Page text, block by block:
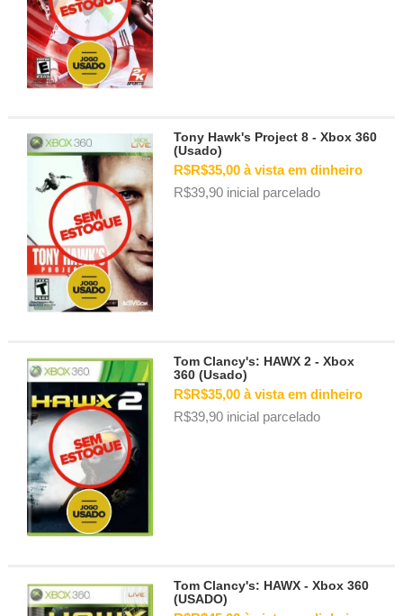
Tony Hawk's Project 8 - Xbox 360
(Usado)
R$R$35,00 à vista em dinheiro
R$39,90 inicial parcelado
Tom Clancy's: HAWX 2 - Xbox
360 (Usado)
R$R$35,00 à vista em dinheiro
R$39,90 inicial parcelado
Tom Clancy's: HAWX - Xbox 360
(USADO)